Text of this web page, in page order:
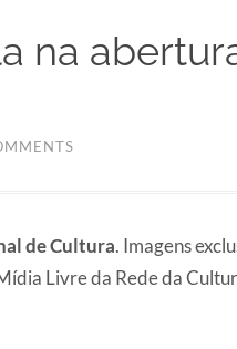
na
de Cultura. Imagens
Livre da Rede da